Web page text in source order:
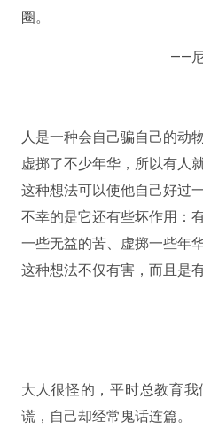
圈。
——
人是一种会自己骗自己的动
虚掷了不少年华，所以有人
这种想法可以使他自己好过
不幸的是它还有些坏作用：
一些无益的苦、虚掷一些年
这种想法不仅有害，而且是有
大人很怪的，平时总教育
谎，自己却经常鬼话连篇。